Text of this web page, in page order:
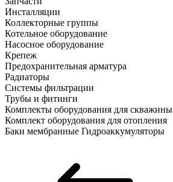
Инсталляции
Коллекторные группы
Котельное оборудование
Насосное оборудование
Крепеж
Предохранительная арматура
Радиаторы
Системы фильтрации
Трубы и фитинги
Комплекты оборудования для скважины
Комплект оборудования для отопления
Баки мембранные Гидроаккумуляторы